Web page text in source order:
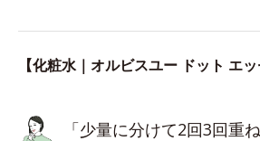
【化粧水｜オルビスユー ドット エ
「少量に分けて2回3回重